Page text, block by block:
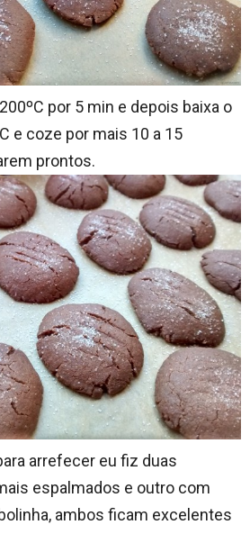
por 5 min e depois baixa o
e coze por mais 10 a 15
prontos.
arrefecer eu fiz duas
espalmados e outro com
ambos ficam excelentes